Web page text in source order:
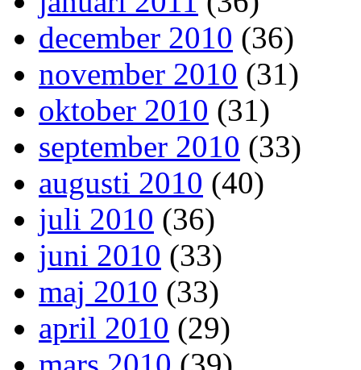
december 2010 (36)
november 2010 (31)
oktober 2010 (31)
september 2010 (33)
augusti 2010 (40)
juli 2010 (36)
juni 2010 (33)
maj 2010 (33)
april 2010 (29)